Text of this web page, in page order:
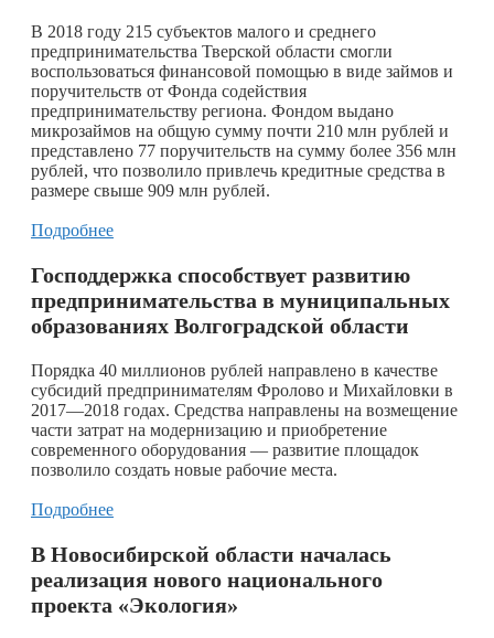
В 2018 году 215 субъектов малого и среднего
предпринимательства Тверской области смогли
воспользоваться финансовой помощью в виде займов и
поручительств от Фонда содействия
предпринимательству региона. Фондом выдано
микрозаймов на общую сумму почти 210 млн рублей и
представлено 77 поручительств на сумму более 356 млн
рублей, что позволило привлечь кредитные средства в
размере свыше 909 млн рублей.
Подробнее
Господдержка способствует развитию
предпринимательства в муниципальных
образованиях Волгоградской области
Порядка 40 миллионов рублей направлено в качестве
субсидий предпринимателям Фролово и Михайловки в
2017—2018 годах. Средства направлены на возмещение
части затрат на модернизацию и приобретение
современного оборудования — развитие площадок
позволило создать новые рабочие места.
Подробнее
В Новосибирской области началась
реализация нового национального
проекта «Экология»